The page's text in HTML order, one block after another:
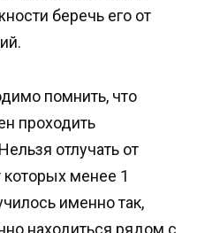
беречь его от
помнить, что
проходить
отлучать от
менее 1
именно так,
находиться рядом с